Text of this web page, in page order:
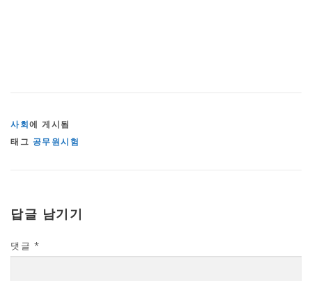
사회에 게시됨
태그 공무원시험
답글 남기기
댓글 *